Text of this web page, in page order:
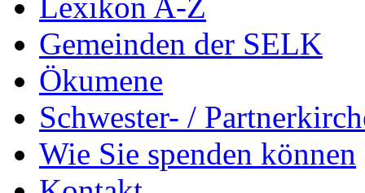
Lexikon A-Z
Gemeinden der SELK
Ökumene
Schwester- /
Wie Sie spenden können